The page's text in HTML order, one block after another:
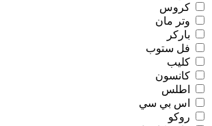
كروس
وتر مان
باركر
فل ستوب
كليب
كانسون
اطلس
اس بي سي
روكو